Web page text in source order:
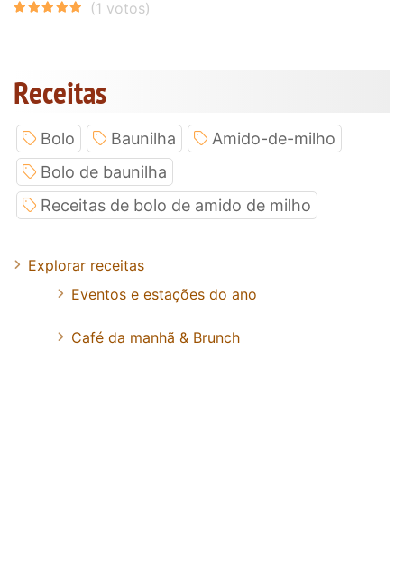
Receitas
Bolo Baunilha
Amido-de-milho
Bolo de baunilha
Receitas de bolo de amido de milho
Explorar receitas
Eventos e estações do ano
Café da manhã & Brunch